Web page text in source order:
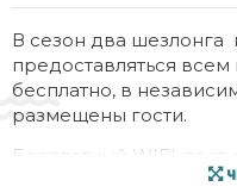
В сезон два шезлонга
предоставляться
бесплатно, в
размещены гости.
Бесплатный WIFI
местах гостиниц